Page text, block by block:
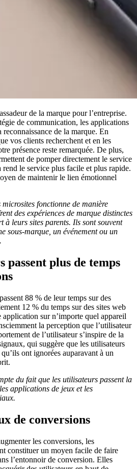
de la marque pour l’entreprise.
de communication, les applications
de la marque. En
vos clients recherchent et en les
présence reste remarquée. De plus,
de pomper directement le service
rend le service plus facile et plus rapide.
de maintenir le lien émotionnel
fonctionne de manière
des expériences de marque distinctes
leurs sites parents. Ils sont souvent
sous-marque, un événement ou un
passent plus de temps
88 % de leur temps sur des
12 % du temps sur des sites web
application sur n’importe quel appareil
la perception que l’utilisateur
de l’utilisateur s’inspire de la
qui suggère que les utilisateurs
ont ignorées auparavant à un
du fait que les utilisateurs passent la
applications de jeux et les
de conversions
les conversions, les
constituer un moyen facile de faire
l’entonnoir de conversion. Elles